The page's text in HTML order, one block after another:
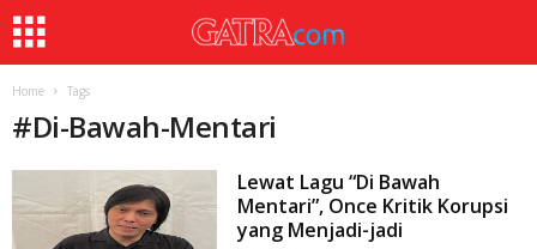
Home Tags
#Di-Bawah-Mentari
Lewat Lagu “Di Bawah
Mentari”, Once Kritik Korupsi
yang Menjadi-jadi